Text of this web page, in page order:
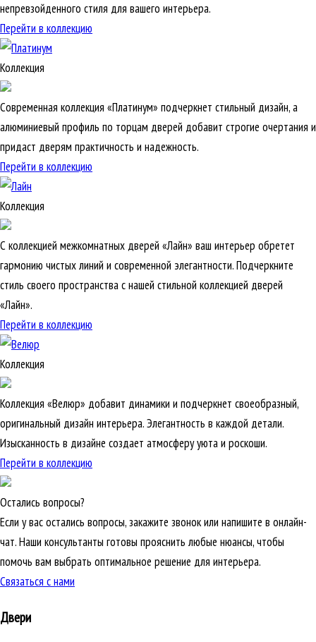
непревзойденного стиля для вашего интерьера.
Перейти в коллекцию
Коллекция
Современная коллекция «Платинум» подчеркнет стильный дизайн, а
алюминиевый профиль по торцам дверей добавит строгие очертания и
придаст дверям практичность и надежность.
Перейти в коллекцию
Коллекция
С коллекцией межкомнатных дверей «Лайн» ваш интерьер обретет
гармонию чистых линий и современной элегантности. Подчеркните
стиль своего пространства с нашей стильной коллекцией дверей
«Лайн».
Перейти в коллекцию
Коллекция
Коллекция «Велюр» добавит динамики и подчеркнет своеобразный,
оригинальный дизайн интерьера. Элегантность в каждой детали.
Изысканность в дизайне создает атмосферу уюта и роскоши.
Перейти в коллекцию
Остались вопросы?
Если у вас остались вопросы, закажите звонок или напишите в онлайн-
чат. Наши консультанты готовы прояснить любые нюансы, чтобы
помочь вам выбрать оптимальное решение для интерьера.
Связаться с нами
Двери